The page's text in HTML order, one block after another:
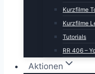
Kurzfilme
Kurzfilme
Tutorials
RR 406 –
Aktionen